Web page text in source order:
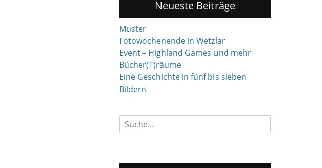
Neueste Beiträge
Muster
Fotowochenende in Wetzlar
Event – Highland Games und mehr
Bücher(T)räume
Eine Geschichte in fünf bis sieben
Bildern
Suchen
nach: